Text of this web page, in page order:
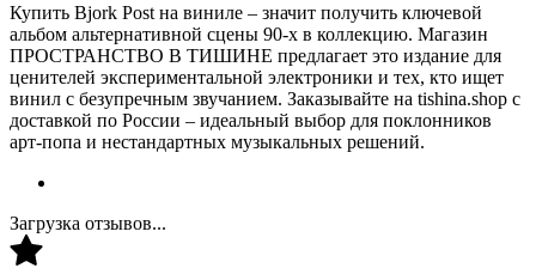
Купить Bjork Post на виниле – значит получить ключевой
альбом альтернативной сцены 90-х в коллекцию. Магазин
ПРОСТРАНСТВО В ТИШИНЕ предлагает это издание для
ценителей экспериментальной электроники и тех, кто ищет
винил с безупречным звучанием. Заказывайте на tishina.shop с
доставкой по России – идеальный выбор для поклонников
арт-попа и нестандартных музыкальных решений.
Загрузка отзывов...